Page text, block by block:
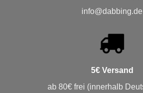
info@dabbing.de
5€ Versand
ab 80€ frei (innerhalb